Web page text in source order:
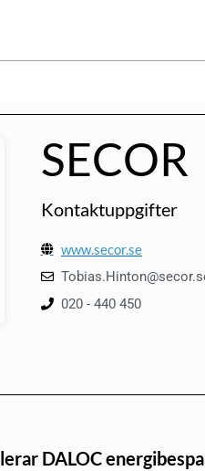
SECOR
Kontaktuppgifter
www.secor.se
020 - 440 450
DALOC